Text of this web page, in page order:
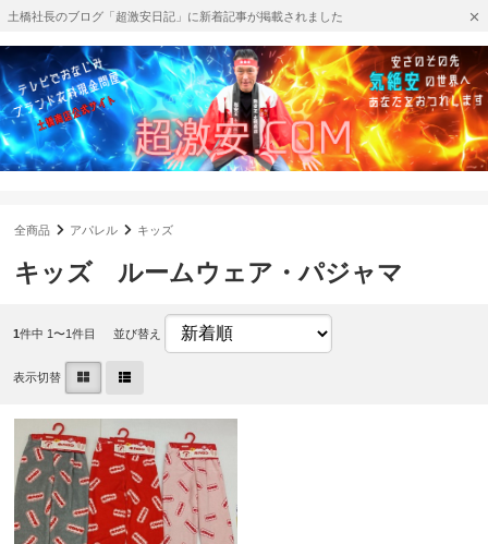
土橋社長のブログ「超激安日記」に新着記事が掲載されました
全商品 アパレル キッズ
キッズ ルームウェア・パジャマ
1件中 1〜1件目 並び替え
表示切替